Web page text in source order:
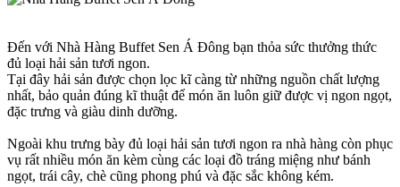
Đến với Nhà Hàng Buffet Sen Á Đông bạn thỏa sức thưởng thức
đủ loại hải sản tươi ngon.
Tại đây hải sản được chọn lọc kĩ càng từ những nguồn chất lượng
nhất, bảo quản đúng kĩ thuật để món ăn luôn giữ được vị ngon ngọt,
đặc trưng và giàu dinh dưỡng.
Ngoài khu trưng bày đủ loại hải sản tươi ngon ra nhà hàng còn phục
vụ rất nhiều món ăn kèm cùng các loại đồ tráng miệng như bánh
ngọt, trái cây, chè cũng phong phú và đặc sắc không kém.